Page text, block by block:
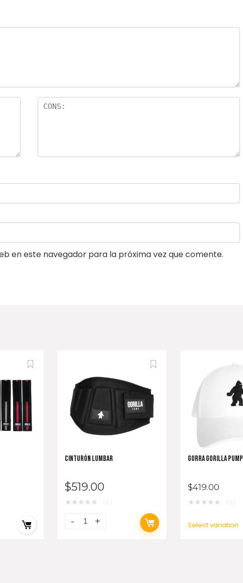
en este navegador para la próxima vez que comente.
CINTURÓN LUMBAR
$519.00
★★★★★
GORRA GORILLA PUMP
$419.00
★★★★★
Select variation